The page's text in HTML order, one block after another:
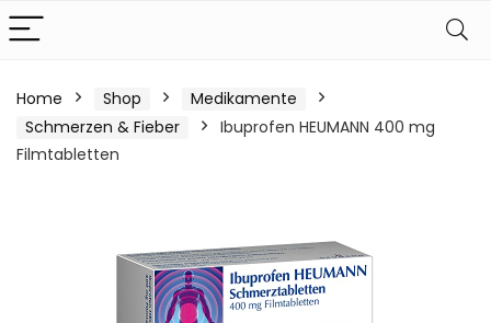
Home Shop
Medikamente
Schmerzen & Fieber
Ibuprofen HEUMANN 400 mg
Filmtabletten